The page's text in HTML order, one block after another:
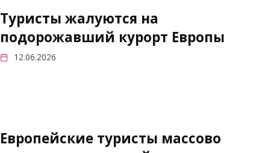
Туристы жалуются на
подорожавший курорт Европы
12.06.2026
Европейские туристы массово